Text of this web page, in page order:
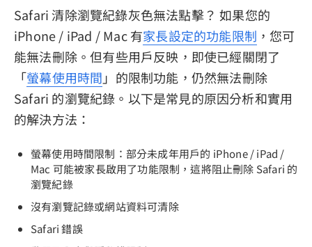
Safari 清除瀏覽紀錄灰色無法點擊？ 如果您的
iPhone / iPad / Mac 有家長設定的功能限制 ，您可
能無法刪除。但有些用戶反映，即使已經關閉了
「螢幕使用時間 」的限制功能，仍然無法刪除
Safari 的瀏覽紀錄。以下是常見的原因分析和實用
的解決方法：
螢幕使用時間限制：部分未成年用戶的 iPhone / iPad /
Mac 可能被家長啟用了功能限制，這將阻止刪除 Safari 的
瀏覽紀錄
沒有瀏覽記錄或網站資料可清除
Safari 錯誤